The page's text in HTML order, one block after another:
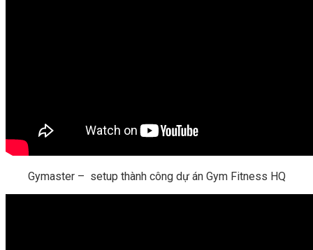
Gymaster – setup thành công dự án Gym Fitness HQ